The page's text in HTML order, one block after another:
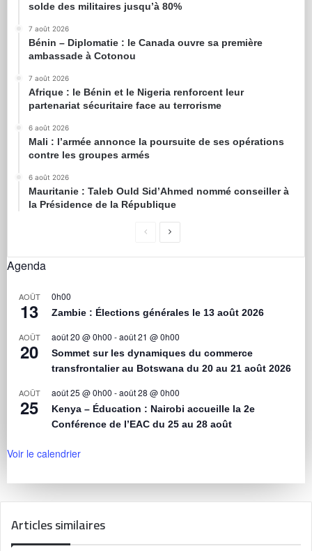
solde des militaires jusqu’à 80%
7 août 2026
Bénin – Diplomatie : le Canada ouvre sa première
ambassade à Cotonou
7 août 2026
Afrique : le Bénin et le Nigeria renforcent leur
partenariat sécuritaire face au terrorisme
6 août 2026
Mali : l’armée annonce la poursuite de ses opérations
contre les groupes armés
6 août 2026
Mauritanie : Taleb Ould Sid’Ahmed nommé conseiller à
la Présidence de la République
Agenda
AOÛT
13
0h00
Zambie : Élections générales le 13 août 2026
AOÛT
20
août 20 @ 0h00 -août 21 @ 0h00
Sommet sur les dynamiques du commerce
transfrontalier au Botswana du 20 au 21 août 2026
AOÛT
25
août 25 @ 0h00 -août 28 @ 0h00
Kenya – Éducation : Nairobi accueille la 2e
Conférence de l’EAC du 25 au 28 août
Voir le calendrier
Articles similaires